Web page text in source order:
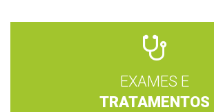
EXAMES E
TRATAMENTOS